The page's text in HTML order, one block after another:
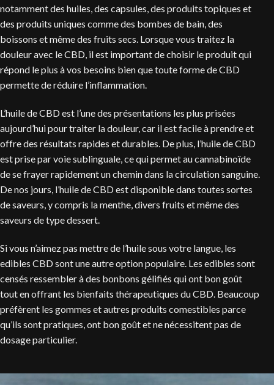
notamment des huiles, des capsules, des produits topiques et
des produits uniques comme des bombes de bain, des
boissons et même des fruits secs. Lorsque vous traitez la
douleur avec le CBD, il est important de choisir le produit qui
répond le plus à vos besoins bien que toute forme de CBD
permette de réduire l’inflammation.
L’huile de CBD est l’une des présentations les plus prisées
aujourd’hui pour traiter la douleur, car il est facile à prendre et
offre des résultats rapides et durables. De plus, l’huile de CBD
est prise par voie sublinguale, ce qui permet au cannabinoïde
de se frayer rapidement un chemin dans la circulation sanguine.
De nos jours, l’huile de CBD est disponible dans toutes sortes
de saveurs, y compris la menthe, divers fruits et même des
saveurs de type dessert.
Si vous n’aimez pas mettre de l’huile sous votre langue, les
edibles CBD sont une autre option populaire. Les edibles sont
censés ressembler à des bonbons gélifiés qui ont bon goût
tout en offrant les bienfaits thérapeutiques du CBD. Beaucoup
préfèrent les gommes et autres produits comestibles parce
qu’ils sont pratiques, ont bon goût et ne nécessitent pas de
dosage particulier.